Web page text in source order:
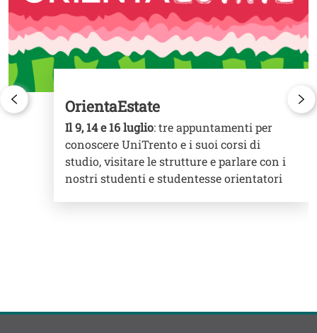
OrientaEstate
Il 9, 14 e 16 luglio: tre appuntamenti per
conoscere UniTrento e i suoi corsi di
studio, visitare le strutture e parlare con i
nostri studenti e studentesse orientatori